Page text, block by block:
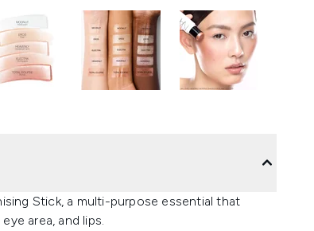
Stick, a multi-purpose essential that
area, and lips.